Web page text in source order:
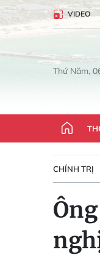
VIDEO
Thứ Năm,
CHÍNH TRỊ